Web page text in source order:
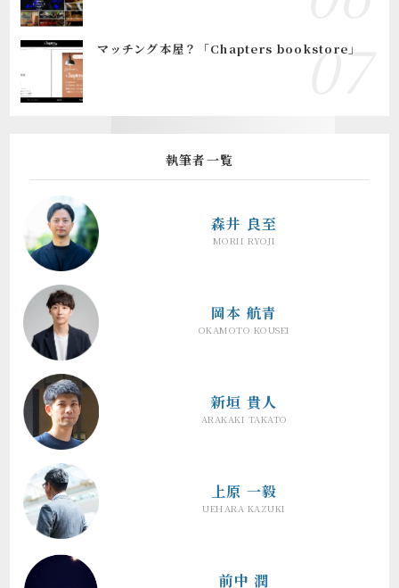
マッチング本屋？「Chapters bookstore」
執筆者一覧
森井 良至
MORII RYOJI
岡本 航青
OKAMOTO KOUSEI
新垣 貴人
ARAKAKI TAKATO
上原 一毅
UEHARA KAZUKI
前中 潤